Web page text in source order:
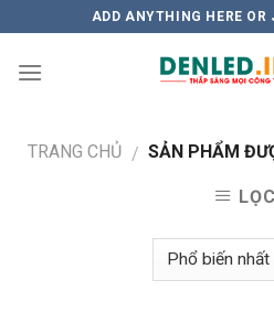
to
content
ADD ANYTHING HERE
TRANG CHỦ / SẢN PHẨM
LỌC